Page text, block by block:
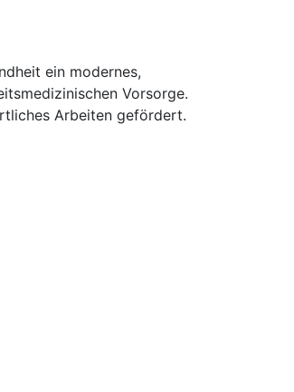
ein modernes,
Vorsorge.
Arbeiten gefördert.